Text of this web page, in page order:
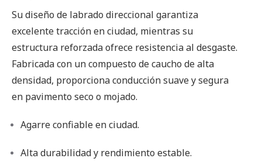
Su diseño de labrado direccional garantiza
excelente tracción en ciudad, mientras su
estructura reforzada ofrece resistencia al desgaste.
Fabricada con un compuesto de caucho de alta
densidad, proporciona conducción suave y segura
en pavimento seco o mojado.
Agarre confiable en ciudad.
Alta durabilidad y rendimiento estable.